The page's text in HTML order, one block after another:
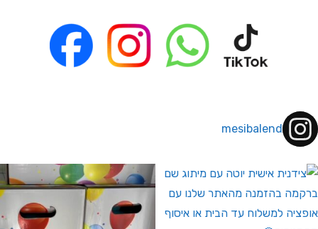
mesibalend
לחברי מועדון ומצטרפים חדשים🤍